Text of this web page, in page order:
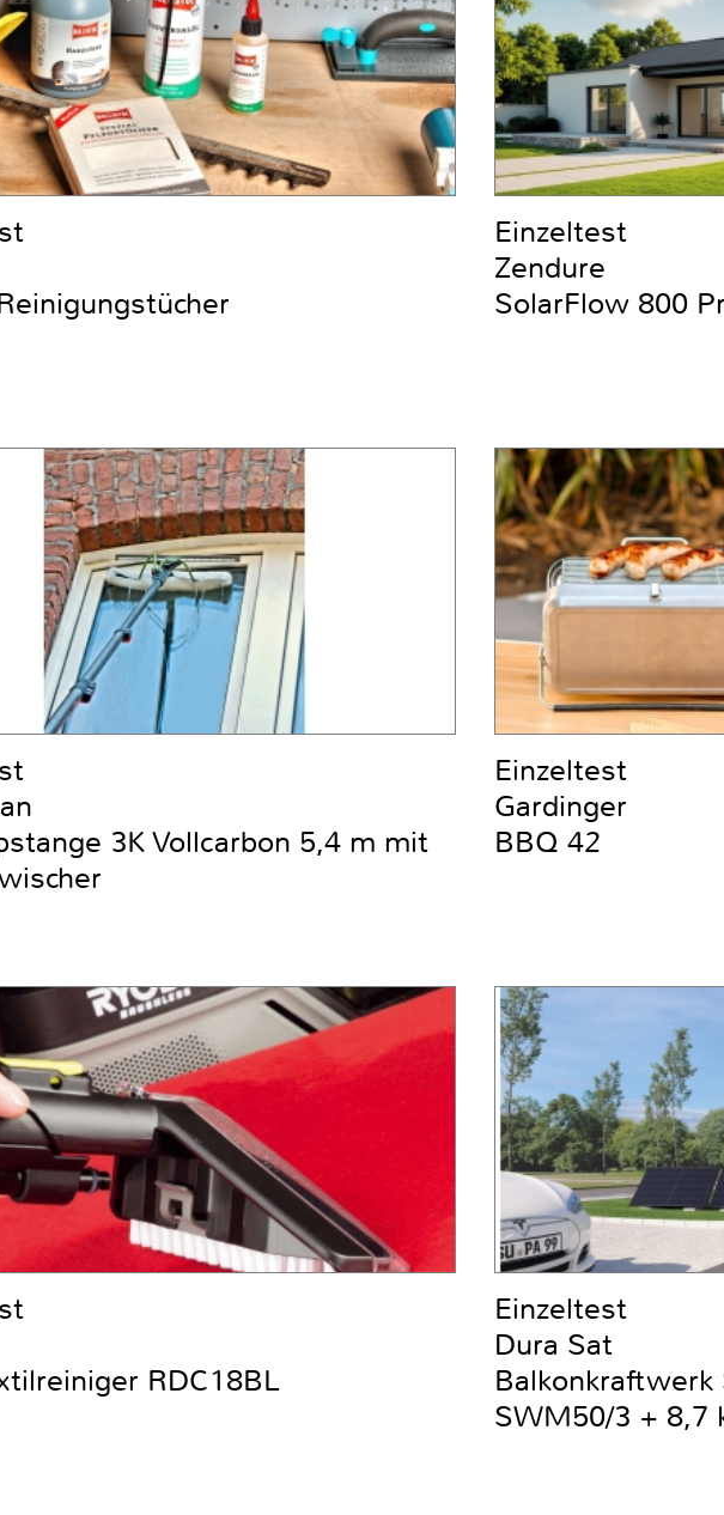
Einzeltest
Zendure
SolarFlow 800
3K Vollcarbon 5,4 m mit
Einzeltest
Gardinger
BBQ 42
RDC18BL
Einzeltest
Dura Sat
Balkonkraftwerk
SWM50/3 + 8,7